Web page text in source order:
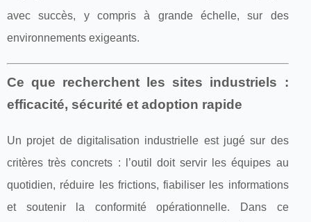
avec succès, y compris à grande échelle, sur des
environnements exigeants.
Ce que recherchent les sites industriels :
efficacité, sécurité et adoption rapide
Un projet de digitalisation industrielle est jugé sur des
critères très concrets : l’outil doit servir les équipes au
quotidien, réduire les frictions, fiabiliser les informations
et soutenir la conformité opérationnelle. Dans ce